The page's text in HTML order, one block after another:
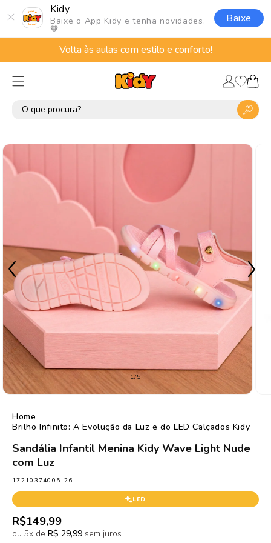
Kidy
Baixe o App Kidy e tenha novidades.
🧡
Baixe
para o
conteúdo
Volta às aulas com estilo e conforto!
Fazer
login
Lista
deCarrinho
informações
do produto
1/de
5
Home
Brilho Infinito: A Evolução da Luz e do LED Calçados Kidy
Sandália Infantil Menina Kidy Wave Light Nude
com Luz
SKU:
17210374005-26
LED
Preço
normal
R$149,99
ou 5x de R$ 29,99 sem juros